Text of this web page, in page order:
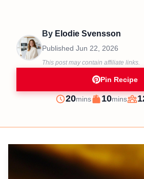
By Elodie Svensson
Published Jun 22, 2026
This post may contain affiliate links.
Pin Recipe
Prep
20minutes
mins
Cook
10mins